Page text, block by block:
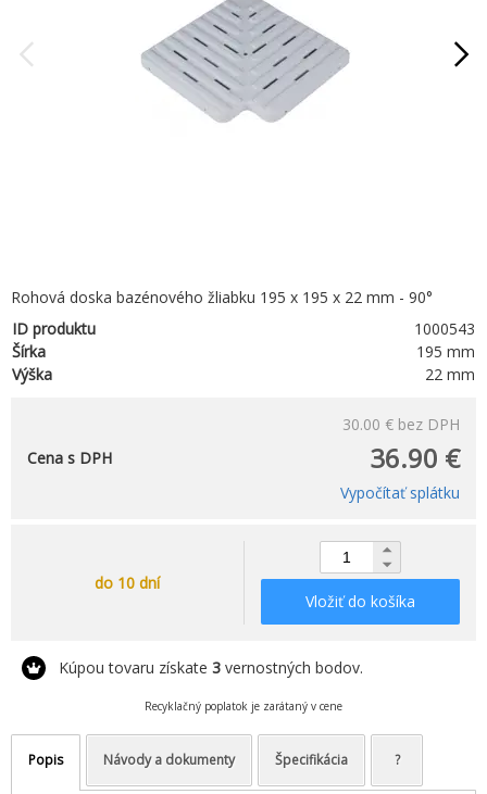
Rohová doska bazénového žliabku 195 x 195 x 22 mm - 90°
ID produktu
1000543
Šírka
195 mm
Výška
22 mm
30.00 € bez DPH
36.90 €
Cena s DPH
Vypočítať splátku
do 10 dní
Vložiť do košíka
Kúpou tovaru získate 3 vernostných bodov.
Recyklačný poplatok je zarátaný v cene
Popis Návody a dokumenty Špecifikácia ?